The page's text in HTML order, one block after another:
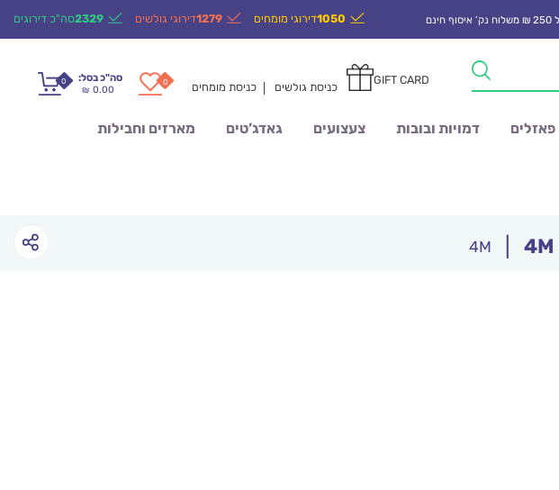
1050דירוגי מומחים 1279דירוגי גולשים 2329סה"כ דירוגים
GIFT CARD כניסת גולשים כניסת מומחים 0
0 סה"כ בסל:
₪ 0.00
פאזלים דמויות ובובות צעצועים גאדג’טים מארזים וחבילות
4M